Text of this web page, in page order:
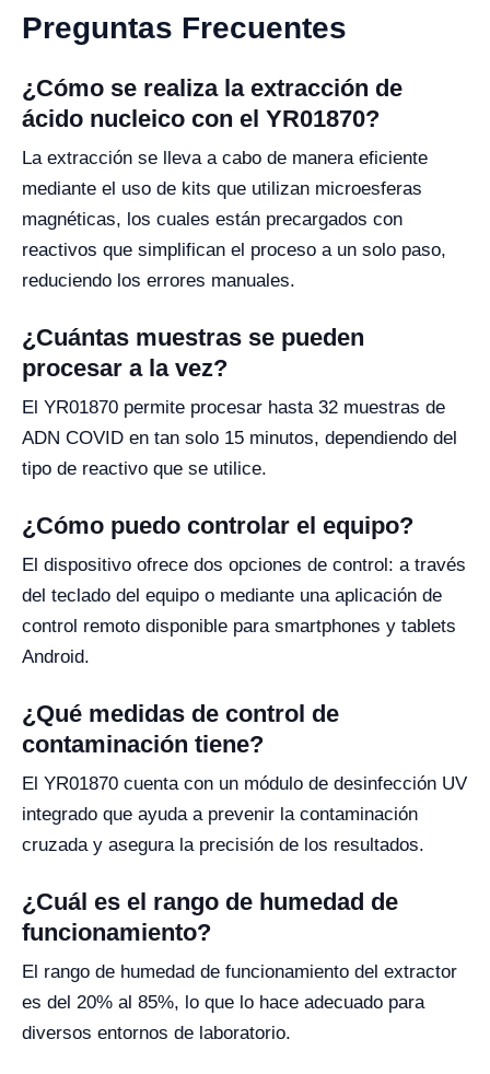
Preguntas Frecuentes
¿Cómo se realiza la extracción de
ácido nucleico con el YR01870?
La extracción se lleva a cabo de manera eficiente
mediante el uso de kits que utilizan microesferas
magnéticas, los cuales están precargados con
reactivos que simplifican el proceso a un solo paso,
reduciendo los errores manuales.
¿Cuántas muestras se pueden
procesar a la vez?
El YR01870 permite procesar hasta 32 muestras de
ADN COVID en tan solo 15 minutos, dependiendo del
tipo de reactivo que se utilice.
¿Cómo puedo controlar el equipo?
El dispositivo ofrece dos opciones de control: a través
del teclado del equipo o mediante una aplicación de
control remoto disponible para smartphones y tablets
Android.
¿Qué medidas de control de
contaminación tiene?
El YR01870 cuenta con un módulo de desinfección UV
integrado que ayuda a prevenir la contaminación
cruzada y asegura la precisión de los resultados.
¿Cuál es el rango de humedad de
funcionamiento?
El rango de humedad de funcionamiento del extractor
es del 20% al 85%, lo que lo hace adecuado para
diversos entornos de laboratorio.